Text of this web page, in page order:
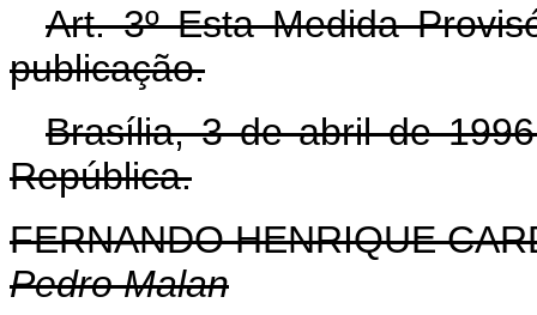
Art. 3º Esta Medida
publicação.
Brasília, 3 de abril de
República.
FERNANDO HENRIQUE
Pedro Malan